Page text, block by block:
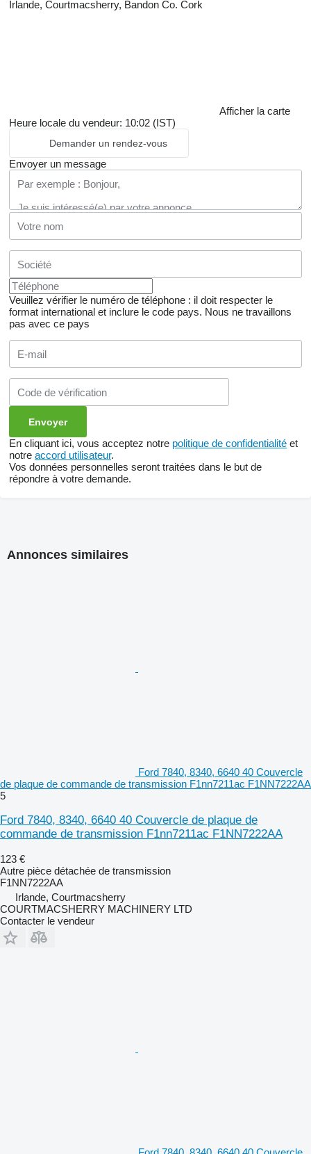
Irlande, Courtmacsherry, Bandon Co. Cork
Afficher la carte
Heure locale du vendeur: 10:02 (IST)
Demander un rendez-vous
Envoyer un message
Veuillez vérifier le numéro de téléphone : il doit respecter le
format international et inclure le code pays. Nous ne travaillons
pas avec ce pays
En cliquant ici, vous acceptez notre politique de confidentialité et
notre accord utilisateur.
Vos données personnelles seront traitées dans le but de
répondre à votre demande.
Annonces similaires
Ford 7840, 8340, 6640 40 Couvercle
de plaque de commande de transmission F1nn7211ac F1NN7222AA
5
Ford 7840, 8340, 6640 40 Couvercle de plaque de
commande de transmission F1nn7211ac F1NN7222AA
123 €
Autre pièce détachée de transmission
F1NN7222AA
Irlande, Courtmacsherry
COURTMACSHERRY MACHINERY LTD
Contacter le vendeur